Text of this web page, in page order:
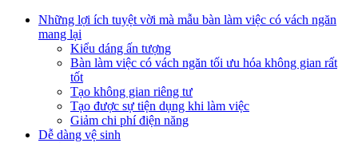
Những lợi ích tuyệt vời mà mẫu bàn làm việc có vách ngăn
mang lại
Kiểu dáng ấn tượng
Bàn làm việc có vách ngăn tối ưu hóa không gian rất
tốt
Tạo không gian riêng tư
Tạo được sự tiện dụng khi làm việc
Giảm chi phí điện năng
Dễ dàng vệ sinh